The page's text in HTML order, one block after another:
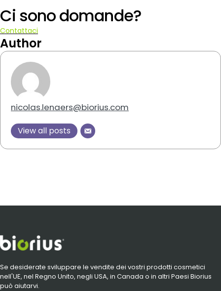
Ci sono domande?
Contattaci
Author
nicolas.lenaers@biorius.com
View all posts
Se desiderate sviluppare le vendite dei vostri prodotti cosmetici
nell'UE, nel Regno Unito, negli USA, in Canada o in altri Paesi Biorius
può aiutarvi.